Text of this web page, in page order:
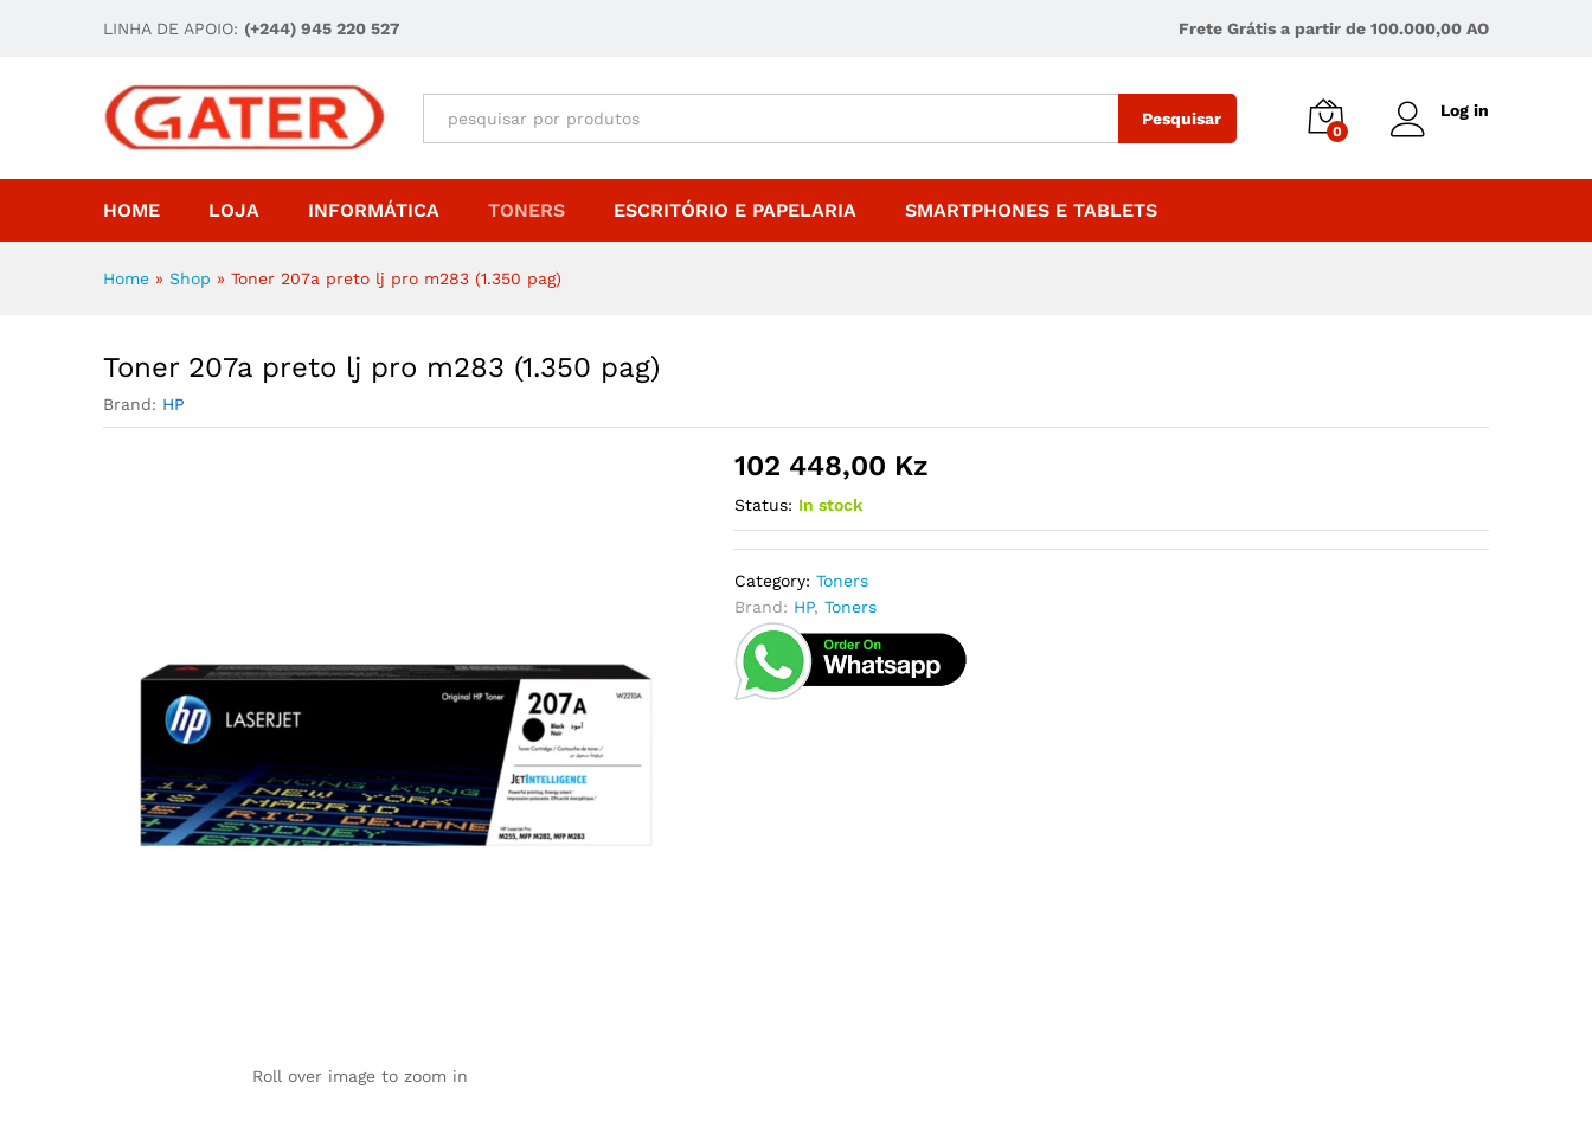
LINHA DE APOIO: (+244) 945 220 527 Frete Grátis a partir de 100.000,00 AO
Pesquisar
0
Log in
HOME LOJA INFORMÁTICA TONERS ESCRITÓRIO E PAPELARIA SMARTPHONES E TABLETS
Home » Shop » Toner 207a preto lj pro m283 (1.350 pag)
Toner 207a preto lj pro m283 (1.350 pag)
Brand: HP
Roll over image to zoom in
102 448,00 Kz
Status: In stock
Category:Toners
Brand: HP,Toners
Descrição
102 448,00Kz Adicionar